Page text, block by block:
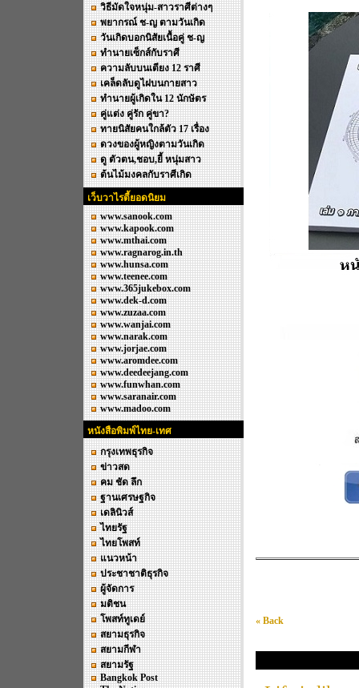
วิธีมัดใจหนุ่ม-สาวราศีต่างๆ
พยากรณ์ ช-ญ ตามวันเกิด
วันเกิดบอกนิสัยเนื้อคู่ ช-ญ
ทำนายเซ็กส์กับราศี
ความลับบนเตียง 12 ราศี
เคล็ดลับดูไฝบนกายสาว
ทำนายผู้เกิดใน 12 นักษัตร
คู่แต่ง คู่รัก คู่ขา?
ทายนิสัยคนใกล้ตัว 17 เรื่อง
ดวงของผู้หญิงตามวันเกิด
ดู ตัวตน,ชอบ,ยี้ หนุ่มสาว
ต้นไม้มงคลกับราศีเกิด
เว็บวาไรตี้ยอดนิยม
www.sanook.com
www.kapook.com
www.mthai.com
www.ragnarog.in.th
www.hunsa.com
www.teenee.com
www.365jukebox.com
www.dek-d.com
www.zuzaa.com
www.wanjai.com
www.narak.com
www.jorjae.com
www.aromdee.com
www.deedeejang.com
www.funwhan.com
www.saranair.com
www.madoo.com
หนังสือพิมพ์ไทย-เทศ
กรุงเทพธุรกิจ
ข่าวสด
คม ชัด ลึก
ฐานเศรษฐกิจ
เดลินิวส์
ไทยรัฐ
ไทยโพสท์
แนวหน้า
ประชาชาติธุรกิจ
ผู้จัดการ
มติชน
โพสท์ทูเดย์
สยามธุรกิจ
สยามกีฬา
สยามรัฐ
Bangkok Post
« Back